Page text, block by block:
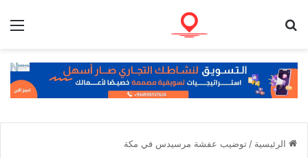
الرئيسية / توضيب عفشة مرسيدس في مكة